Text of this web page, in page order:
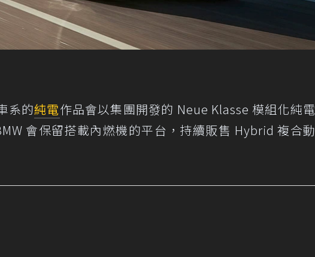
系的純電作品會以集團開發的 Neue Klasse 模組化純電
會保留搭載內燃機的平台，持續販售 Hybrid 複合動